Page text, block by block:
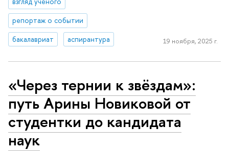
репортаж о событии
бакалавриат
аспирантура 19 ноября, 2025 г.
«Через тернии к звёздам»:
путь Арины Новиковой от
студентки до кандидата
наук